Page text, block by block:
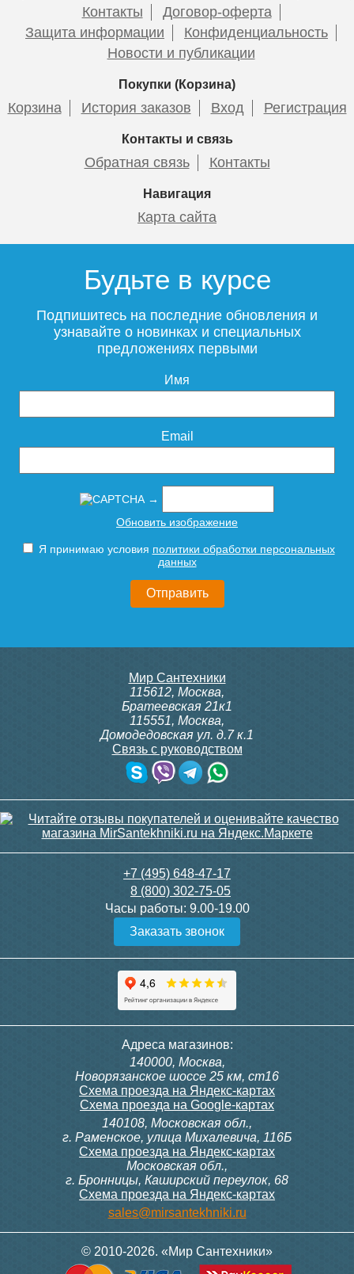
Контакты
Договор-оферта
Защита информации
Конфиденциальность
Новости и публикации
Покупки (Корзина)
Корзина История заказов Вход Регистрация
Контакты и связь
Обратная связь Контакты
Навигация
Карта сайта
Будьте в курсе
Подпишитесь на последние обновления и
узнавайте о новинках и специальных
предложениях первыми
Имя
Email
→
Обновить изображение
Я принимаю условия политики обработки персональных
данных
Мир Сантехники
115612, Москва,
Братеевская 21к1
115551, Москва,
Домодедовская ул. д.7 к.1
Связь с руководством
+7 (495) 648-47-17
8 (800) 302-75-05
Часы работы: 9.00-19.00
Заказать звонок
Адреса магазинов:
140000, Москва,
Новорязанское шоссе 25 км, ст16
Схема проезда на Яндекс-картах
Схема проезда на Google-картах
140108, Московская обл.,
г. Раменское, улица Михалевича, 116Б
Схема проезда на Яндекс-картах
Московская обл.,
г. Бронницы, Каширский переулок, 68
Схема проезда на Яндекс-картах
sales@mirsantekhniki.ru
© 2010-2026. «Мир Сантехники»